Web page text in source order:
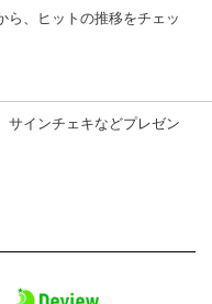
ら、ヒットの推移をチェッ
サインチェキなどプレゼン